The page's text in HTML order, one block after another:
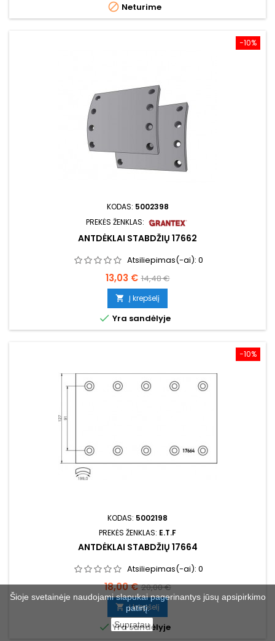
 Neturime
−10%
KODAS: 5002398
PREKĖS ŽENKLAS:
ANTDĖKLAI STABDŽIŲ 17662
Atsiliepimas(-ai): 0
Kaina
13,03 € Bazinė
kaina
14,48 €
 Į krepšelį
 Yra sandėlyje
−10%
KODAS: 5002198
PREKĖS ŽENKLAS: E.T.F
ANTDĖKLAI STABDŽIŲ 17664
Atsiliepimas(-ai): 0
Kaina
18,00 €Bazinė
kaina
20,00 €
 Į krepšelį
 Yra sandėlyje
Šioje svetainėje naudojami slapukai pagerinantys jūsų apsipirkimo
patirtį.
Supratau